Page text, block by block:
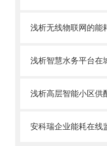
浅析智慧水务平台在